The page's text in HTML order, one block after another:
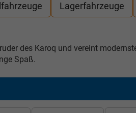
Lagerfahrzeuge
des Karoq und vereint
Spaß.